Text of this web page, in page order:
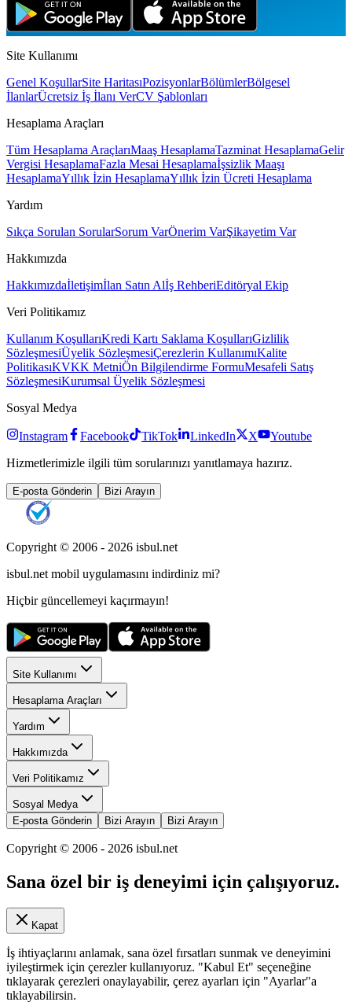
Site Kullanımı
Genel KoşullarSite HaritasıPozisyonlarBölümlerBölgesel
İlanlarÜcretsiz İş İlanı VerCV Şablonları
Hesaplama Araçları
Tüm Hesaplama AraçlarıMaaş HesaplamaTazminat HesaplamaGelir
Vergisi HesaplamaFazla Mesai Hesaplamaİşsizlik Maaşı
HesaplamaYıllık İzin HesaplamaYıllık İzin Ücreti Hesaplama
Yardım
Sıkça Sorulan SorularSorum VarÖnerim VarŞikayetim Var
Hakkımızda
Hakkımızdaİletişimİlan Satın Alİş RehberiEditöryal Ekip
Veri Politikamız
Kullanım KoşullarıKredi Kartı Saklama KoşullarıGizlilik
SözleşmesiÜyelik SözleşmesiÇerezlerin KullanımıKalite
PolitikasıKVKK MetniÖn Bilgilendirme FormuMesafeli Satış
SözleşmesiKurumsal Üyelik Sözleşmesi
Sosyal Medya
Instagram Facebook TikTok LinkedIn X
Youtube
Hizmetlerimizle ilgili tüm sorularınızı yanıtlamaya hazırız.
E-posta Gönderin Bizi Arayın
Copyright © 2006 - 2026 isbul.net
isbul.net mobil uygulamasını indirdiniz mi?
Hiçbir güncellemeyi kaçırmayın!
Site Kullanımı
Hesaplama Araçları
Yardım
Hakkımızda
Veri Politikamız
Sosyal Medya
E-posta Gönderin
Bizi Arayın Bizi Arayın
Copyright © 2006 - 2026 isbul.net
Sana özel bir iş deneyimi için çalışıyoruz.
Kapat
İş ihtiyaçlarını anlamak, sana özel fırsatları sunmak ve deneyimini
iyileştirmek için çerezler kullanıyoruz. "Kabul Et" seçeneğine
tıklayarak çerezleri onaylayabilir, çerez ayarları için "Ayarlar"a
tıklayabilirsin.